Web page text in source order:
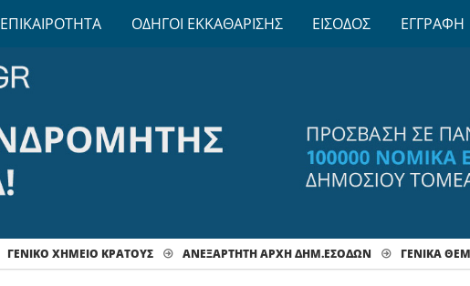
ΕΠΙΚΑΙΡΟΤΗΤΑ ΟΔΗΓΟΙ ΕΚΚΑΘΑΡΙΣΗΣ ΕΙΣΟΔΟΣ ΕΓΓΡΑΦΗ
ΓΕΝΙΚΟ ΧΗΜΕΙΟ ΚΡΑΤΟΥΣ ΑΝΕΞΑΡΤΗΤΗ ΑΡΧΗ ΔΗΜ.ΕΣΟΔΩΝ ΓΕΝΙΚΆ